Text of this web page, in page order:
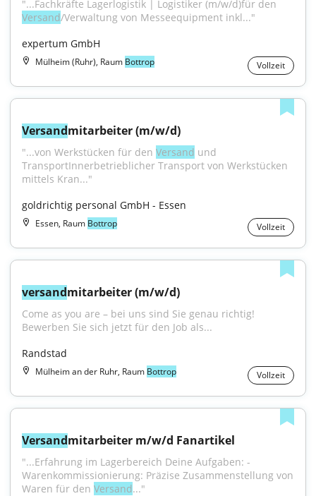
Versand/Verwaltung von Messeequipment inkl..."
expertum GmbH
Mülheim (Ruhr), Raum Bottrop Vollzeit
Versandmitarbeiter (m/w/d)
"...von Werkstücken für den Versand und
TransportInnerbetrieblicher Transport von Werkstücken
mittels Kran..."
goldrichtig personal GmbH - Essen
Essen, Raum Bottrop Vollzeit
versandmitarbeiter (m/w/d)
Come as you are – bei uns sind Sie genau richtig!
Bewerben Sie sich jetzt für den Job als...
Randstad
Mülheim an der Ruhr, Raum Bottrop Vollzeit
Versandmitarbeiter m/w/d Fanartikel
"...Erfahrung im Lagerbereich Deine Aufgaben: -
Warenkommissionierung: Präzise Zusammenstellung von
Waren für den Versand..."